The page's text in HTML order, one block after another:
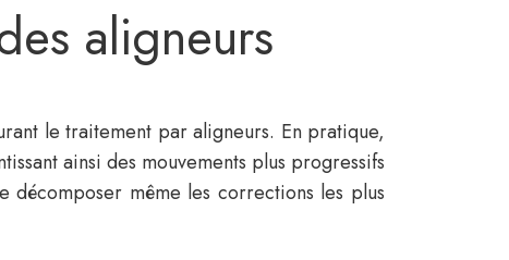
aligneurs
le traitement par aligneurs. En pratique,
ainsi des mouvements plus progressifs
même les corrections les plus